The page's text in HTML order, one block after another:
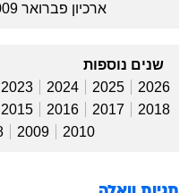
ארכיון פברואר 2009
שנים נוספות
2026
2025
2024
2023
2018
2017
2016
2015
2010
2009